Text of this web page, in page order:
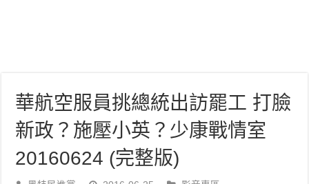
華航空服員挑總統出訪罷工 打臉
新政？施壓小英？少康戰情室
20160624 (完整版)